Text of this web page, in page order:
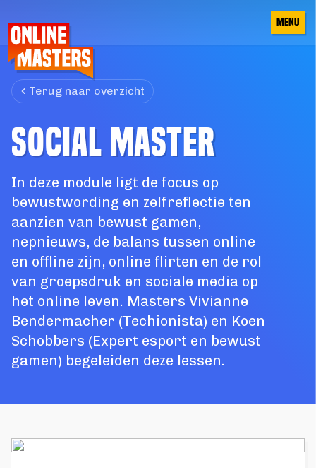
MENU
Terug naar overzicht
SOCIAL MASTER
In deze module ligt de focus op
bewustwording en zelfreflectie ten
aanzien van bewust gamen,
nepnieuws, de balans tussen online
en offline zijn, online flirten en de rol
van groepsdruk en sociale media op
het online leven. Masters Vivianne
Bendermacher (Techionista) en Koen
Schobbers (Expert esport en bewust
gamen) begeleiden deze lessen.